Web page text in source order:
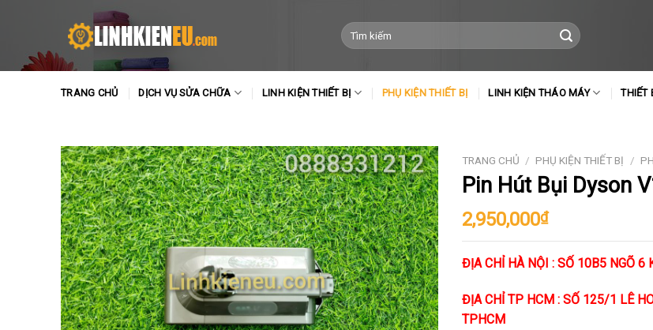
content
Tìm
kiếm:
TRANG CHỦ DỊCH VỤ SỬA CHỮA LINH KIỆN THIẾT BỊ PHỤ KIỆN THIẾT BỊ LINH KIỆN THÁO MÁY THIẾT
TRANG CHỦ / PHỤ KIỆN THIẾT BỊ /
Pin Hút Bụi Dyson
2,950,000₫
ĐỊA CHỈ HÀ NỘI : SỐ 10B5 NGÕ 6
ĐỊA CHỈ TP HCM : SỐ 125/1 LÊ
TPHCM